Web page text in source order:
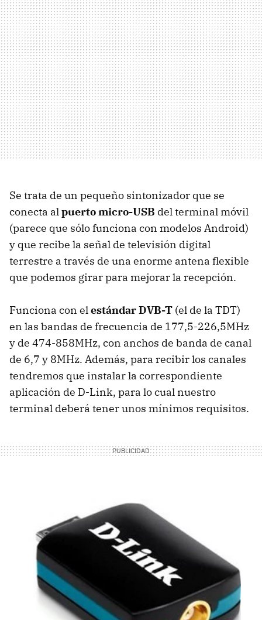
Se trata de un pequeño sintonizador que se
conecta alpuerto micro-USB del terminal móvil
(parece que sólo funciona con modelos Android)
y que recibe la señal de televisión digital
terrestre a través de una enorme antena flexible
que podemos girar para mejorar la recepción.
Funciona con elestándar DVB-T (el de la TDT)
en las bandas de frecuencia de 177,5-226,5MHz
y de 474-858MHz, con anchos de banda de canal
de 6,7 y 8MHz. Además, para recibir los canales
tendremos que instalar la correspondiente
aplicación de D-Link, para lo cual nuestro
terminal deberá tener unos mínimos requisitos.